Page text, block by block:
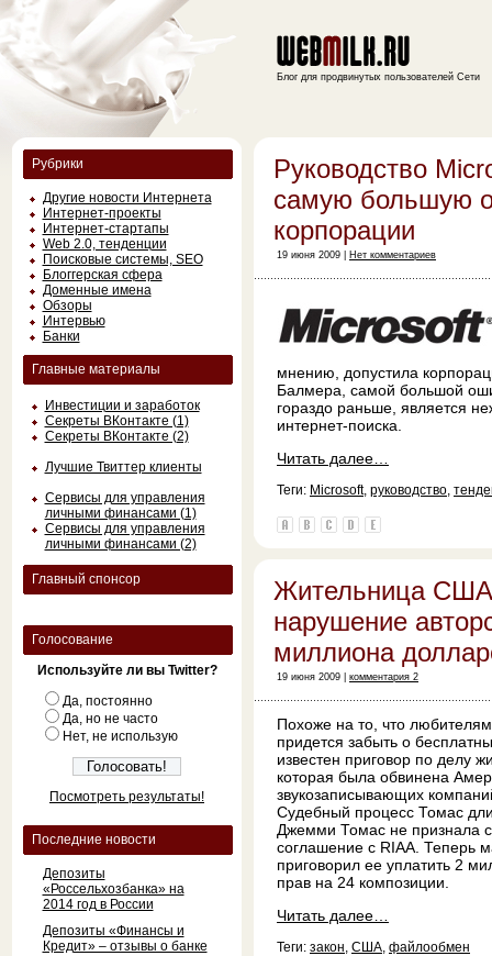
Рубрики
Другие новости Интернета
Интернет-проекты
Интернет-стартапы
Web 2.0, тенденции
Поисковые системы, SEO
Блоггерская сфера
Доменные имена
Обзоры
Интервью
Банки
Главные материалы
Инвестиции и заработок
Секреты ВКонтакте (1)
Секреты ВКонтакте (2)
Лучшие Твиттер клиенты
Сервисы для управления
личными финансами (1)
Сервисы для управления
личными финансами (2)
Главный спонсор
Голосование
Используйте ли вы Twitter?
Да, постоянно
Да, но не часто
Нет, не использую
Посмотреть результаты!
Последние новости
Депозиты
«Россельхозбанка» на
2014 год в России
Депозиты «Финансы и
Кредит» – отзывы о банке
Блог для продвинутых пользователей Сети
Руководство
самую большую
корпорации
19 июня 2009 | Нет комментариев
мнению, допустила
Балмера, самой большой
гораздо раньше, является
интернет-поиска.
Читать далее…
Теги: Microsoft, руководство,
Жительница США
нарушение
миллиона
19 июня 2009 | комментария 2
Похоже на то, что
придется забыть о
известен приговор по делу
которая была обвинена
звукозаписывающих
Судебный процесс Томас
Джемми Томас не признала
соглашение с RIAA. Теперь
приговорил ее уплатить 2
прав на 24 композиции.
Читать далее…
Теги: закон, США, файлообмен